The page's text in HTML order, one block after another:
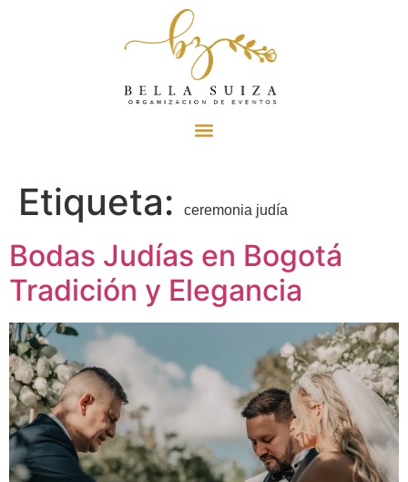
Etiqueta: ceremonia judía
Bodas Judías en Bogotá
Tradición y Elegancia